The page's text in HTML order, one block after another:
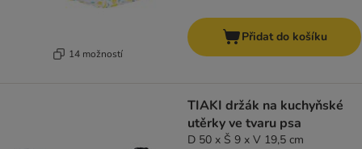
14 možností
Přidat do košíku
TIAKI držák na kuchyňské
utěrky ve tvaru psa
D 50 x Š 9 x V 19,5 cm